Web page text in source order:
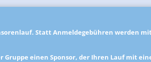
Statt Anmeldegebühren werden
Gruppe einen Sponsor, der Ihren Lauf mit